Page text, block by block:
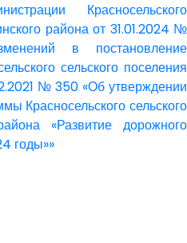
Красносельского
района от 31.01.2024 №
в постановление
сельского поселения
№ 350 «Об утверждении
Красносельского сельского
«Развитие дорожного
годы»»